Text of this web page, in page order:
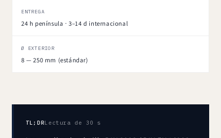
ENTREGA
24 h península · 3–14 d internacional
Ø EXTERIOR
8 — 250 mm (estándar)
TL;DRLectura de 30 s